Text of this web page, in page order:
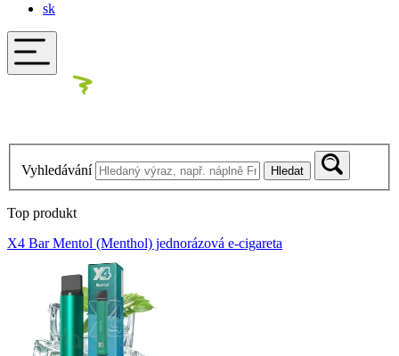
sk
Vyhledávání Hledat
Top produkt
X4 Bar Mentol (Menthol) jednorázová e-cigareta